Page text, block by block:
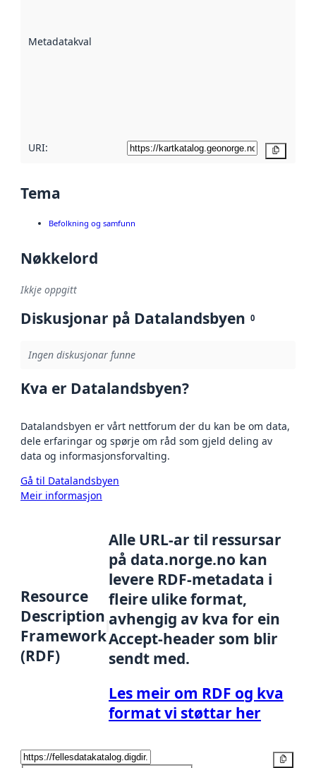
Metadatakvalitet
URI:
Tema
Befolkning og samfunn
Nøkkelord
Ikkje oppgitt
Diskusjonar på Datalandsbyen 0
Ingen diskusjonar funne
Kva er Datalandsbyen?
Datalandsbyen er vårt nettforum der du kan be om data,
dele erfaringar og spørje om råd som gjeld deling av
data og informasjonsforvalting.
Gå til Datalandsbyen
Meir informasjon
Resource
Description
Framework
(RDF)
Alle URL-ar til ressursar
på data.norge.no kan
levere RDF-metadata i
fleire ulike format,
avhengig av kva for ein
Accept-header som blir
sendt med.
Les meir om RDF og kva
format vi støttar her